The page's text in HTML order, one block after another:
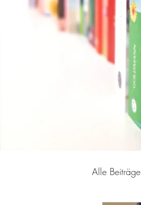
Alle Beiträge